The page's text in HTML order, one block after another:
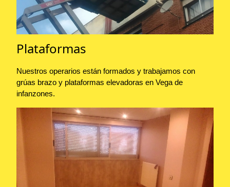
Plataformas
Nuestros operarios están formados y trabajamos con
grúas brazo y plataformas elevadoras en Vega de
infanzones.